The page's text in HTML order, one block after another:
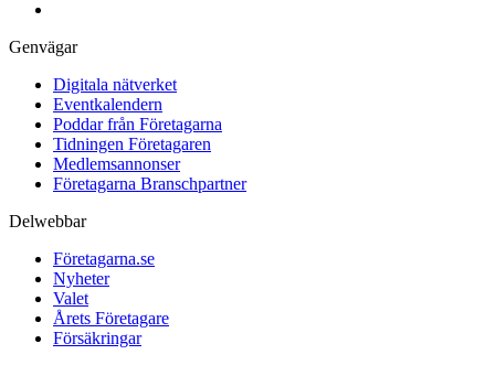
Genvägar
Digitala nätverket
Eventkalendern
Poddar från Företagarna
Tidningen Företagaren
Medlemsannonser
Företagarna Branschpartner
Delwebbar
Företagarna.se
Nyheter
Valet
Årets Företagare
Försäkringar